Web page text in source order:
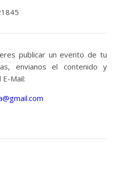
publicar un evento de tu
envianos el contenido y
Mail: